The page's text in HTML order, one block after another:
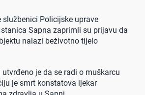
službenici Policijske uprave
Sapna zaprimli su prijavu da
nalazi beživotno tijelo
je da se radi o muškarcu
je smrt konstatova ljekar